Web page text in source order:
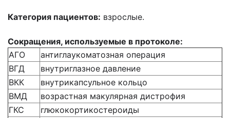
Категория пациентов: взрослые.
Сокращения, используемые в протоколе:
АГО
антиглаукоматозная операция
ВГД
внутриглазное давление
ВКК
внутрикапсульное кольцо
ВМД
возрастная макулярная дистрофия
ГКС
глюкокортикостероиды